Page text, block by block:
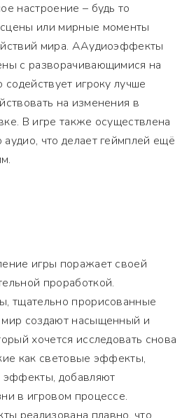
настроение – будь то
или мирные моменты
мира. ААудиоэффекты
с разворачивающимися на
игроку лучше
на изменения в
В игре также осуществлена
что делает геймплей ещё
игры поражает своей
проработкой.
тщательно прорисованные
создают насыщенный и
хочется исследовать снова
как световые эффекты,
эффекты, добавляют
в игровом процессе.